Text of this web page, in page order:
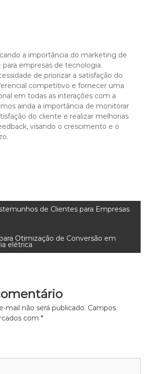
a importância do marketing de
empresas de tecnologia.
de priorizar a satisfação do
competitivo e fornecer uma
em todas as interações com a
ainda a importância de monitorar
do cliente e realizar melhorias
visando o crescimento e o
de Clientes para Empresas
Otimização de Conversão em
elétrica
mail não será publicado. Campos
com *